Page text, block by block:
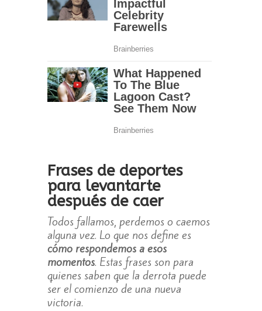
Frases de deportes
para levantarte
después de caer
Todos fallamos, perdemos o caemos
alguna vez. Lo que nos define es
cómo respondemos a esos
momentos. Estas frases son para
quienes saben que la derrota puede
ser el comienzo de una nueva
victoria.